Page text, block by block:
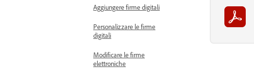
Aggiungere firme digitali
Personalizzare le firme
digitali
Modificare le firme
elettroniche